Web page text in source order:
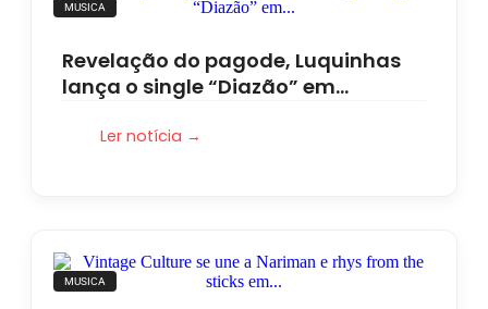
MUSICA
Revelação do pagode, Luquinhas
lança o single “Diazão” em…
Ler notícia →
MUSICA